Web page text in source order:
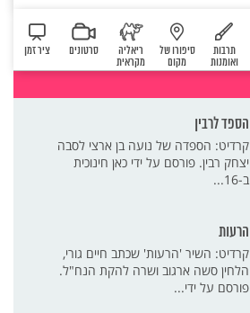
תרבות
ואומנות
סיפורו של
מקום
ריאליה
מקראית
סרטונים ציר זמן
הספד לרבין
קרדיט: הספדה של נועה בן ארצי לסבה
יצחק רבין. פורסם על ידי כאן חינוכית
ב-16...
הרעות
קרדיט: השיר 'הרעות' שכתב חיים גורי,
הלחין סשה ארגוב ושרה להקת הנח"ל.
פורסם על ידי...